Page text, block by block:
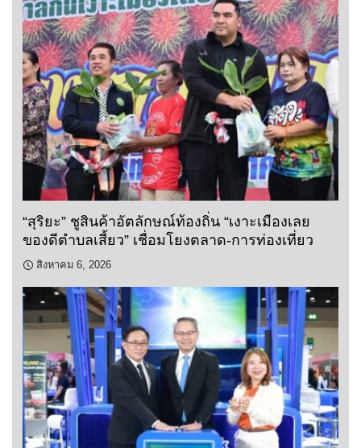
“สุริยะ” ชูสินค้าอัตลักษณ์ท้องถิ่น “เงาะเมืองเลย
ของดีตำบลเสี้ยว” เชื่อมโยงตลาด-การท่องเที่ยว
สิงหาคม 6, 2026